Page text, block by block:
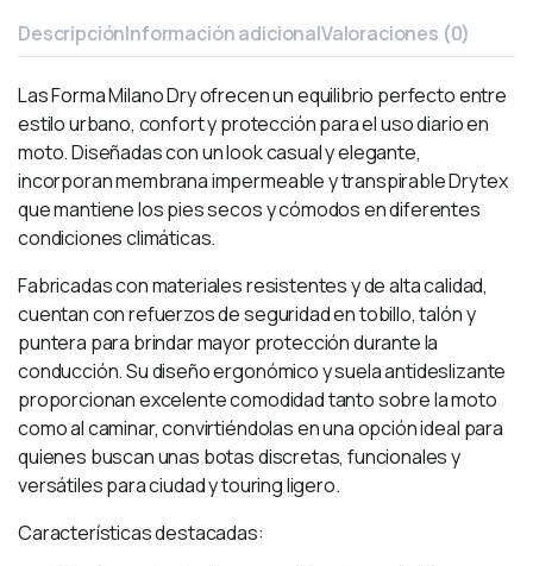
DescripciónInformación adicionalValoraciones (0)
Las Forma Milano Dry ofrecen un equilibrio perfecto entre
estilo urbano, confort y protección para el uso diario en
moto. Diseñadas con un look casual y elegante,
incorporan membrana impermeable y transpirable Drytex
que mantiene los pies secos y cómodos en diferentes
condiciones climáticas.
Fabricadas con materiales resistentes y de alta calidad,
cuentan con refuerzos de seguridad en tobillo, talón y
puntera para brindar mayor protección durante la
conducción. Su diseño ergonómico y suela antideslizante
proporcionan excelente comodidad tanto sobre la moto
como al caminar, convirtiéndolas en una opción ideal para
quienes buscan unas botas discretas, funcionales y
versátiles para ciudad y touring ligero.
Características destacadas: